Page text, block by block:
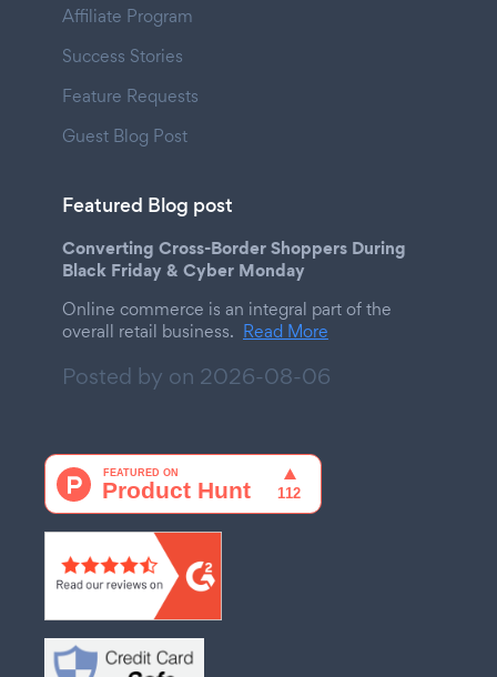
Affiliate Program
Success Stories
Feature Requests
Guest Blog Post
Featured Blog post
Converting Cross-Border Shoppers During
Black Friday & Cyber Monday
Online commerce is an integral part of the
overall retail business. Read More
Posted by on 2026-08-06